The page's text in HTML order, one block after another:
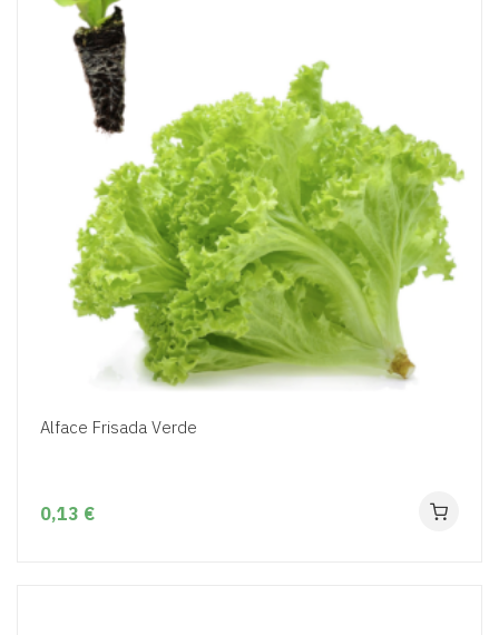
Alface Frisada Verde
0,13 €